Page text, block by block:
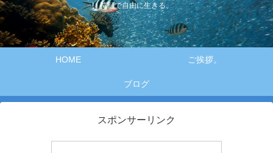
笑顔で自由に生きる。
HOME ご挨拶。
ブログ
スポンサーリンク